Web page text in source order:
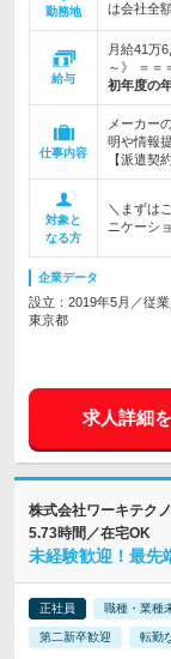
勤務地
は会社全
給与
月給41万
～》 ＝＝
初年度の
仕事内容
メーカー
明や情報
【派遣契
対象と
なる方
＼まずは
ニケーシ
企業データ
設立：2019年5月／従
東京都
求人詳細
株式会社ワーキテク
5.73時間／在宅OK
未経験歓迎！最先
正社員 職種・業種
第二新卒歓迎 転勤